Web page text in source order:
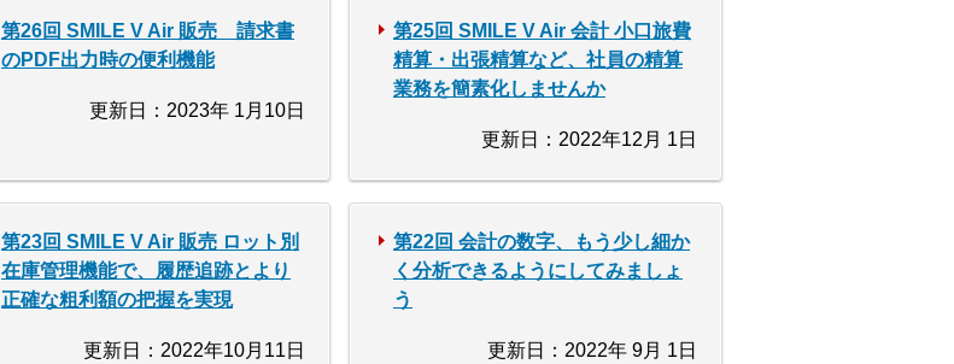
第26回 SMILE V Air 販売 請求書
のPDF出力時の便利機能
更新日：2023年 1月10日
第25回 SMILE V Air 会計 小口旅費
精算・出張精算など、社員の精算
業務を簡素化しませんか
更新日：2022年12月 1日
第23回 SMILE V Air 販売 ロット別
在庫管理機能で、履歴追跡とより
正確な粗利額の把握を実現
更新日：2022年10月11日
第22回 会計の数字、もう少し細か
く分析できるようにしてみましょ
う
更新日：2022年 9月 1日